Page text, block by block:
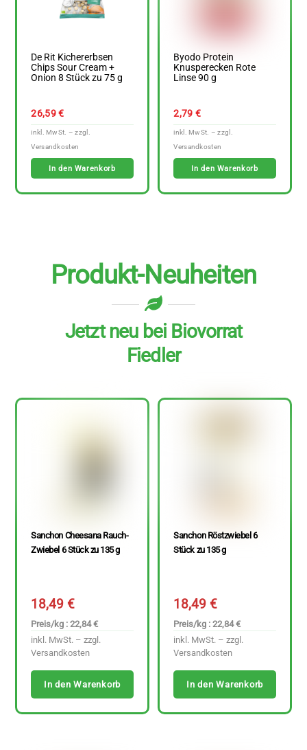
De Rit Kichererbsen
Chips Sour Cream +
Onion 8 Stück zu 75 g
26,59€
In den Warenkorb
Byodo Protein
Knusperecken Rote
Linse 90 g
2,79 €
In den Warenkorb
Produkt-Neuheiten
Jetzt neu bei Biovorrat
Fiedler
Sanchon Cheesana Rauch-
Zwiebel 6 Stück zu 135 g
18,49€
Preis/kg : 22,84 €
inkl. MwSt. – zzgl.
Versandkosten
In den Warenkorb
Sanchon Röstzwiebel 6
Stück zu 135 g
18,49€
Preis/kg : 22,84 €
inkl. MwSt. – zzgl.
Versandkosten
In den Warenkorb